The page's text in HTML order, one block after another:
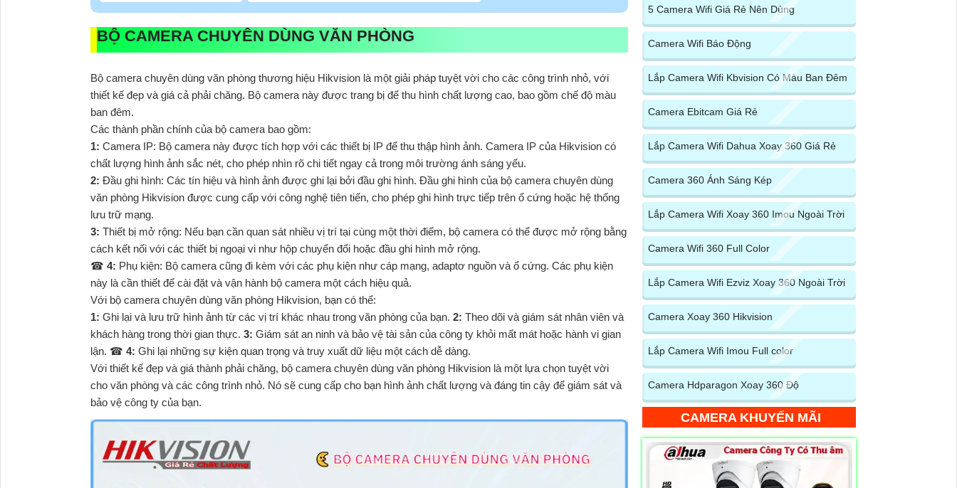
BỘ CAMERA CHUYÊN DÙNG VĂN PHÒNG
Bộ camera chuyên dùng văn phòng thương hiệu Hikvision là một giải pháp tuyệt vời cho các công trình nhỏ, với
thiết kế đẹp và giá cả phải chăng. Bộ camera này được trang bị để thu hình chất lượng cao, bao gồm chế độ màu
ban đêm.
Các thành phần chính của bộ camera bao gồm:
1: Camera IP: Bộ camera này được tích hợp với các thiết bị IP để thu thập hình ảnh. Camera IP của Hikvision có
chất lượng hình ảnh sắc nét, cho phép nhìn rõ chi tiết ngay cả trong môi trường ánh sáng yếu.
2: Đầu ghi hình: Các tín hiệu và hình ảnh được ghi lại bởi đầu ghi hình. Đầu ghi hình của bộ camera chuyên dùng
văn phòng Hikvision được cung cấp với công nghệ tiên tiến, cho phép ghi hình trực tiếp trên ổ cứng hoặc hệ thống
lưu trữ mạng.
3: Thiết bị mở rộng: Nếu bạn cần quan sát nhiều vị trí tại cùng một thời điểm, bộ camera có thể được mở rộng bằng
cách kết nối với các thiết bị ngoại vi như hộp chuyển đổi hoặc đầu ghi hình mở rộng.
☎ 4: Phụ kiện: Bộ camera cũng đi kèm với các phụ kiện như cáp mạng, adaptơ nguồn và ổ cứng. Các phụ kiện
này là cần thiết để cài đặt và vận hành bộ camera một cách hiệu quả.
Với bộ camera chuyên dùng văn phòng Hikvision, bạn có thể:
1: Ghi lại và lưu trữ hình ảnh từ các vị trí khác nhau trong văn phòng của bạn. 2: Theo dõi và giám sát nhân viên và
khách hàng trong thời gian thực. 3: Giám sát an ninh và bảo vệ tài sản của công ty khỏi mất mát hoặc hành vi gian
lận. ☎ 4: Ghi lại những sự kiện quan trọng và truy xuất dữ liệu một cách dễ dàng.
Với thiết kế đẹp và giá thành phải chăng, bộ camera chuyên dùng văn phòng Hikvision là một lựa chọn tuyệt vời
cho văn phòng và các công trình nhỏ. Nó sẽ cung cấp cho bạn hình ảnh chất lượng và đáng tin cậy để giám sát và
bảo vệ công ty của bạn.
5 Camera Wifi Giá Rẻ Nên Dùng
Camera Wifi Báo Động
Lắp Camera Wifi Kbvision Có Màu Ban Đêm
Camera Ebitcam Giá Rẻ
Lắp Camera Wifi Dahua Xoay 360 Giá Rẻ
Camera 360 Ánh Sáng Kép
Lắp Camera Wifi Xoay 360 Imou Ngoài Trời
Camera Wifi 360 Full Color
Lắp Camera Wifi Ezviz Xoay 360 Ngoài Trời
Camera Xoay 360 Hikvision
Lắp Camera Wifi Imou Full color
Camera Hdparagon Xoay 360 Độ
CAMERA KHUYẾN MÃI